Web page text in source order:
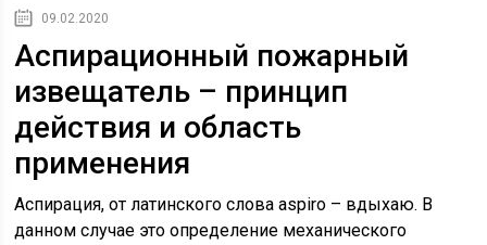
09.02.2020
Аспирационный пожарный
извещатель – принцип
действия и область
применения
Аспирация, от латинского слова aspiro – вдыхаю. В
данном случае это определение механического